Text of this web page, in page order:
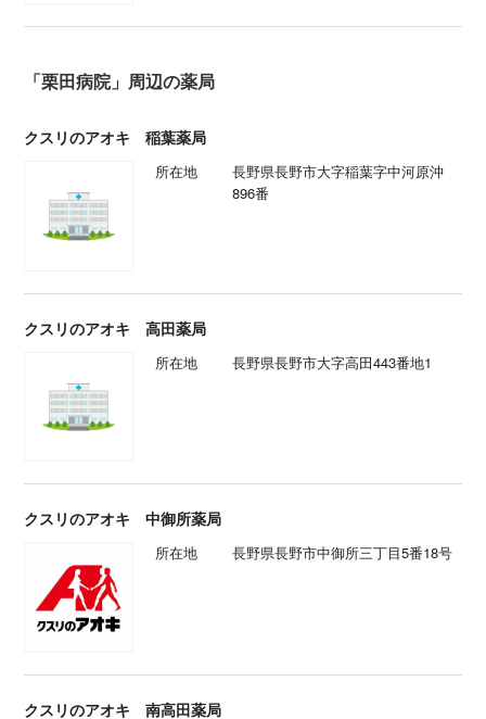
「栗田病院」周辺の薬局
クスリのアオキ 稲葉薬局
所在地
長野県長野市大字稲葉字中河原沖
896番
クスリのアオキ 高田薬局
所在地 長野県長野市大字高田443番地1
クスリのアオキ 中御所薬局
所在地 長野県長野市中御所三丁目5番18号
クスリのアオキ 南高田薬局